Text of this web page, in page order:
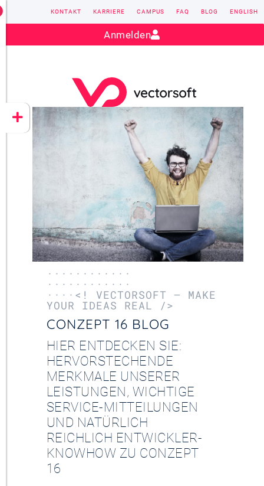
CONZEPT 16
YEET
Kontakt:sales@vectorsoft.de
KONTAKT KARRIERE CAMPUS FAQ BLOG ENGLISH
Anmelden
············
············
····<! VECTORSOFT – MAKE
YOUR IDEAS REAL />
CONZEPT 16 BLOG
HIER ENTDECKEN SIE:
HERVORSTECHENDE
MERKMALE UNSERER
LEISTUNGEN, WICHTIGE
SERVICE-MITTEILUNGEN
UND NATÜRLICH
REICHLICH ENTWICKLER-
KNOWHOW ZU CONZEPT
16